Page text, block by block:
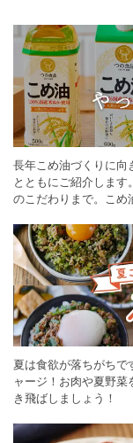
長年こめ油づくりに向
とともにご紹介しま
のこだわりまで。こめ
夏は食欲が落ちがち
ャージ！お肉や夏野
き飛ばしましょう！